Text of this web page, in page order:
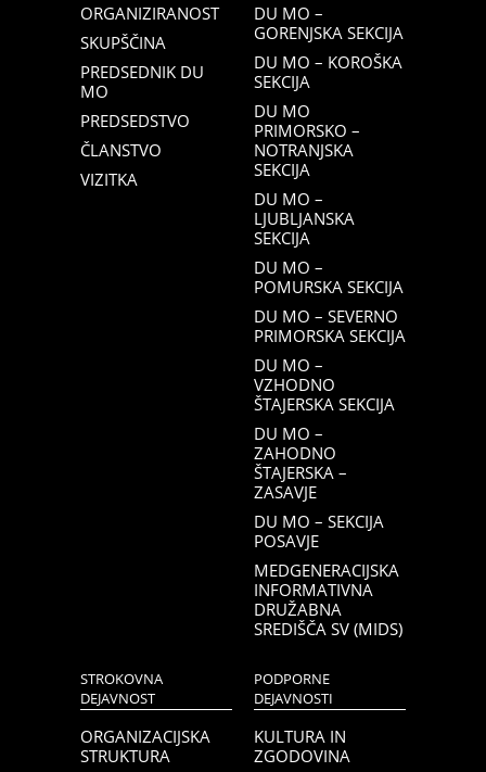
ORGANIZIRANOST
SKUPŠČINA
PREDSEDNIK DU
MO
PREDSEDSTVO
ČLANSTVO
VIZITKA
DU MO –
GORENJSKA SEKCIJA
DU MO – KOROŠKA
SEKCIJA
DU MO
PRIMORSKO –
NOTRANJSKA
SEKCIJA
DU MO –
LJUBLJANSKA
SEKCIJA
DU MO –
POMURSKA SEKCIJA
DU MO – SEVERNO
PRIMORSKA SEKCIJA
DU MO –
VZHODNO
ŠTAJERSKA SEKCIJA
DU MO –
ZAHODNO
ŠTAJERSKA –
ZASAVJE
DU MO – SEKCIJA
POSAVJE
MEDGENERACIJSKA
INFORMATIVNA
DRUŽABNA
SREDIŠČA SV (MIDS)
STROKOVNA
DEJAVNOST
ORGANIZACIJSKA
STRUKTURA
PODPORNE
DEJAVNOSTI
KULTURA IN
ZGODOVINA